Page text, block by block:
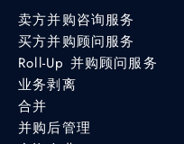
卖方并购咨询服务
买方并购顾问服务
Roll-Up 并购顾问服务
业务剥离
合并
并购后管理